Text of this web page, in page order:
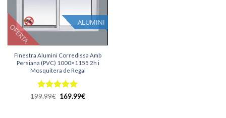
OFERTA
ALUMINI
Finestra Alumini Corredissa Amb
Persiana (PVC) 1000×1155 2h i
Mosquitera de Regal
Puntuat
199.99€ El
169.99€El